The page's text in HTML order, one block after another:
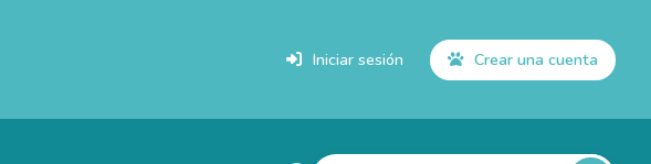
Iniciar sesión Crear una cuenta